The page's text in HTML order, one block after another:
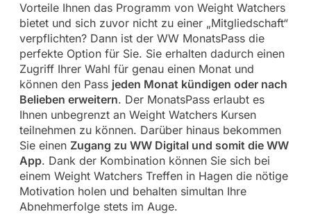
Vorteile Ihnen das Programm von Weight Watchers
bietet und sich zuvor nicht zu einer „Mitgliedschaft“
verpflichten? Dann ist der WW MonatsPass die
perfekte Option für Sie. Sie erhalten dadurch einen
Zugriff Ihrer Wahl für genau einen Monat und
können den Pass jeden Monat kündigen oder nach
Belieben erweitern. Der MonatsPass erlaubt es
Ihnen unbegrenzt an Weight Watchers Kursen
teilnehmen zu können. Darüber hinaus bekommen
Sie einen Zugang zu WW Digital und somit die WW
App. Dank der Kombination können Sie sich bei
einem Weight Watchers Treffen in Hagen die nötige
Motivation holen und behalten simultan Ihre
Abnehmerfolge stets im Auge.